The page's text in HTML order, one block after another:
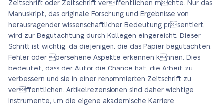
Zeitschrift oder Zeitschrift verffentlichen mchte. Nur das
Manuskript, das originale Forschung und Ergebnisse von
herausragender wissenschaftlicher Bedeutung prsentiert,
wird zur Begutachtung durch Kollegen eingereicht. Dieser
Schritt ist wichtig, da diejenigen, die das Papier begutachten,
Fehler oder bersehene Aspekte erkennen knnen. Dies
bedeutet, dass der Autor die Chance hat, die Arbeit zu
verbessern und sie in einer renommierten Zeitschrift zu
verffentlichen. Artikelrezensionen sind daher wichtige
Instrumente, um die eigene akademische Karriere